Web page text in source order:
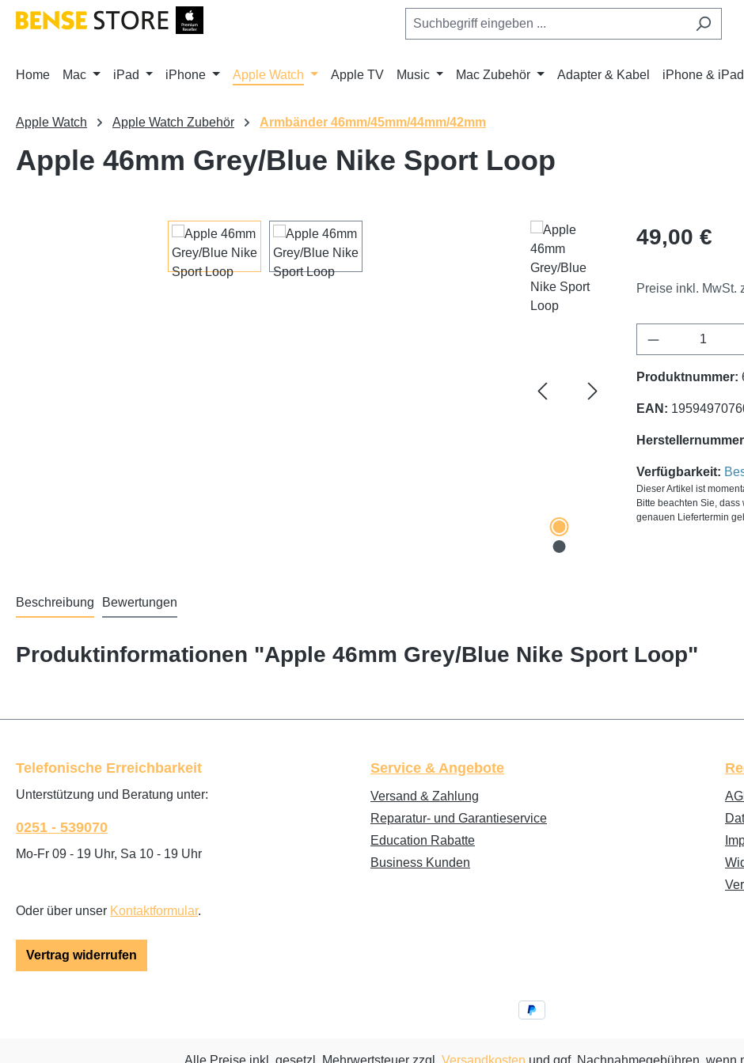
Hauptinhalt springen
Zur Suche springen
Zur Hauptnavigation springen
Home Mac iPad iPhone Apple Watch Apple TV Music Mac Zubehör Adapter & Kabel iPhone &
Apple Watch Apple Watch Zubehör Armbänder 46mm/45mm/44mm/42mm
Apple 46mm Grey/Blue Nike Sport Loop
Regulärer Preis:
49,00 €
Preise inkl. MwSt.
Produkt
Produktnummer:
EAN:
Verfügbarkeit:
Dieser Artikel ist
Bitte beachten Sie,
genauen Liefertermin
Beschreibung Bewertungen
Produktinformationen "Apple 46mm Grey/Blue Nike Sport Loop"
Telefonische Erreichbarkeit
Unterstützung und Beratung unter:
0251 - 539070
Mo-Fr 09 - 19 Uhr, Sa 10 - 19 Uhr
Oder über unser Kontaktformular.
Vertrag widerrufen
Service & Angebote
Versand & Zahlung
Reparatur- und Garantieservice
Education Rabatte
Business Kunden
Alle Preise inkl. gesetzl. Mehrwertsteuer zzgl. Versandkosten und ggf. Nachnahmegebühren, wenn